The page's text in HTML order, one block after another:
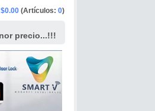
precio...!!!
$0.00 (Artículos: 0)